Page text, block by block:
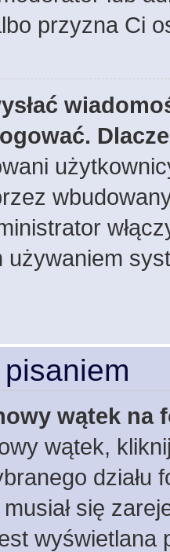
przyzna Ci
używaniem
wątek na
wątek,
działu
się
wyświetlana